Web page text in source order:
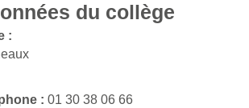
du collège
:
: 01 30 38 06 66